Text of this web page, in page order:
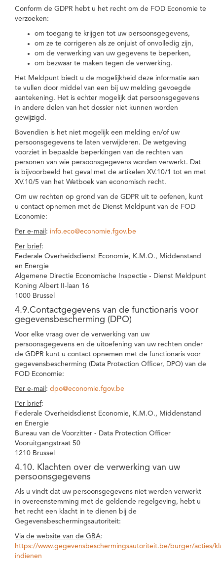
Conform de GDPR hebt u het recht om de FOD Economie te
verzoeken:
om toegang te krijgen tot uw persoonsgegevens,
om ze te corrigeren als ze onjuist of onvolledig zijn,
om de verwerking van uw gegevens te beperken,
om bezwaar te maken tegen de verwerking.
Het Meldpunt biedt u de mogelijkheid deze informatie aan
te vullen door middel van een bij uw melding gevoegde
aantekening. Het is echter mogelijk dat persoonsgegevens
in andere delen van het dossier niet kunnen worden
gewijzigd.
Bovendien is het niet mogelijk een melding en/of uw
persoonsgegevens te laten verwijderen. De wetgeving
voorziet in bepaalde beperkingen van de rechten van
personen van wie persoonsgegevens worden verwerkt. Dat
is bijvoorbeeld het geval met de artikelen XV.10/1 tot en met
XV.10/5 van het Wetboek van economisch recht.
Om uw rechten op grond van de GDPR uit te oefenen, kunt
u contact opnemen met de Dienst Meldpunt van de FOD
Economie:
Per e-mail : info.eco@economie.fgov.be
Per brief:
Federale Overheidsdienst Economie, K.M.O., Middenstand
en Energie
Algemene Directie Economische Inspectie - Dienst Meldpunt
Koning Albert II-laan 16
1000 Brussel
4.9.Contactgegevens van de functionaris voor
gegevensbescherming (DPO)
Voor elke vraag over de verwerking van uw
persoonsgegevens en de uitoefening van uw rechten onder
de GDPR kunt u contact opnemen met de functionaris voor
gegevensbescherming (Data Protection Officer, DPO) van de
FOD Economie:
Per e-mail : dpo@economie.fgov.be
Per brief:
Federale Overheidsdienst Economie, K.M.O., Middenstand
en Energie
Bureau van de Voorzitter - Data Protection Officer
Vooruitgangstraat 50
1210 Brussel
4.10. Klachten over de verwerking van uw
persoonsgegevens
Als u vindt dat uw persoonsgegevens niet werden verwerkt
in overeenstemming met de geldende regelgeving, hebt u
het recht een klacht in te dienen bij de
Gegevensbeschermingsautoriteit:
Via de website van de GBA:
https://www.gegevensbeschermingsautoriteit.be/burger/acties/
indienen